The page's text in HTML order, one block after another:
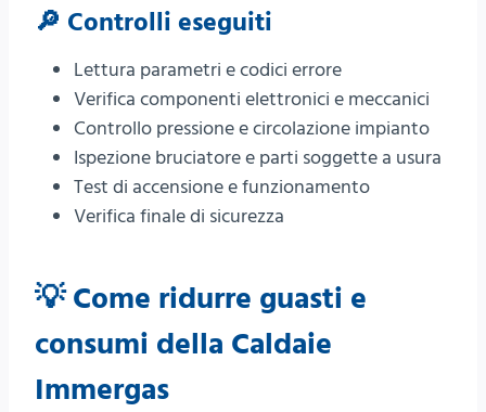
🔎 Controlli eseguiti
Lettura parametri e codici errore
Verifica componenti elettronici e meccanici
Controllo pressione e circolazione impianto
Ispezione bruciatore e parti soggette a usura
Test di accensione e funzionamento
Verifica finale di sicurezza
💡 Come ridurre guasti e
consumi della Caldaie
Immergas